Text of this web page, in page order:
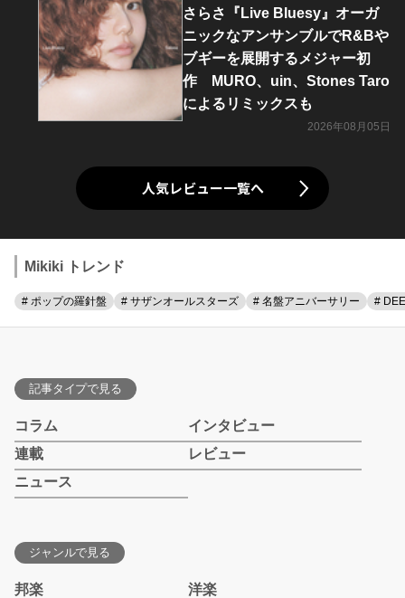
さらさ『Live Bluesy』オーガ
ニックなアンサンブルでR&Bや
ブギーを展開するメジャー初
作 MURO、uin、Stones Taro
によるリミックスも
2026年08月05日
人気レビュー一覧へ
Mikiki トレンド
# ポップの羅針盤 # サザンオールスターズ # 名盤アニバーサリー #
記事タイプで見る
コラム
インタビュー
連載
レビュー
ニュース
ジャンルで見る
邦楽
洋楽